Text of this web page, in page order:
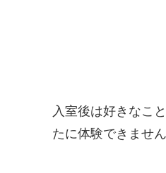
入室後は好きなこ
たに体験できません